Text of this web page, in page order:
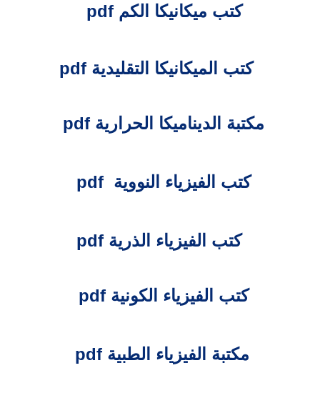
كتب ميكانيكا الكم pdf
كتب الميكانيكا التقليدية pdf
مكتبة الديناميكا الحرارية pdf
كتب الفيزياء النووية pdf
كتب الفيزياء الذرية pdf
كتب الفيزياء الكونية pdf
مكتبة الفيزياء الطبية pdf